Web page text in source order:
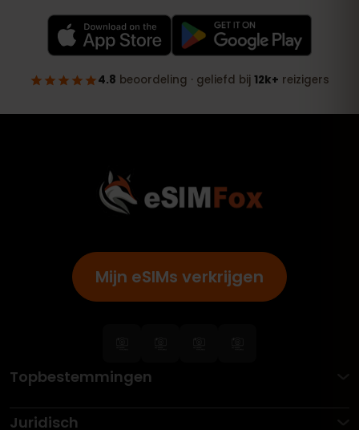
Mijn eSIMs verkrijgen
Topbestemmingen
Juridisch